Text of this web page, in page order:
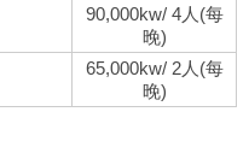
90,000kw/ 4人(每
晚)
65,000kw/ 2人(每
晚)